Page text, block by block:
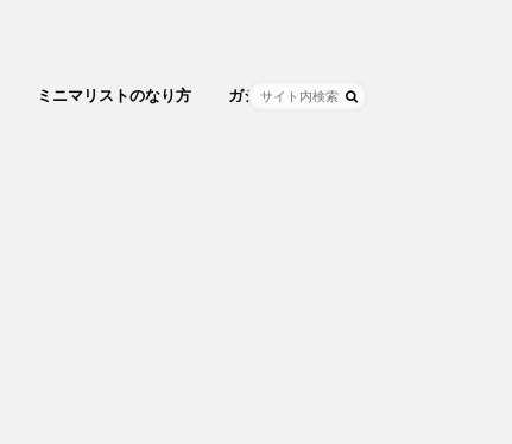
ミニマリストのなり方 ガジェット